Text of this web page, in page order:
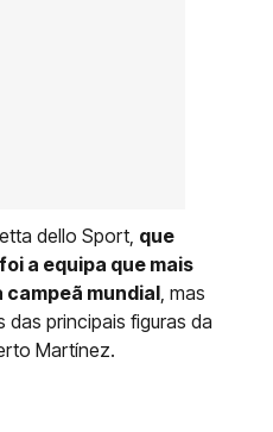
dello Sport, que
a equipa que mais
mundial , mas
principais figuras da
Martínez.